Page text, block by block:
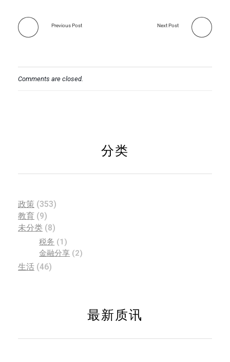
Previous Post Next Post
Comments are closed.
分类
政策 (353)
教育 (9)
未分类 (8)
税务 (1)
金融分享 (2)
生活 (46)
最新质讯